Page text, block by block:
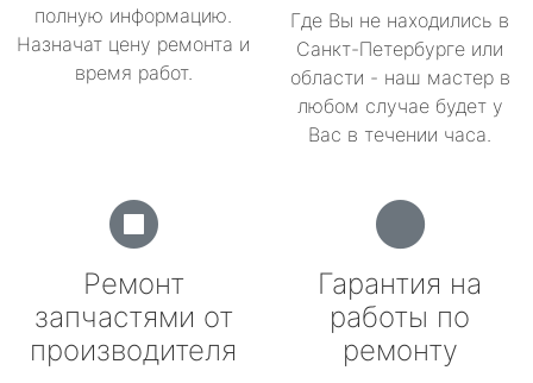
полную информацию.
Назначат цену ремонта и
время работ.
Где Вы не находились в
Санкт-Петербурге или
области - наш мастер в
любом случае будет у
Вас в течении часа.
Ремонт
запчастями от
производителя
Гарантия на
работы по
ремонту